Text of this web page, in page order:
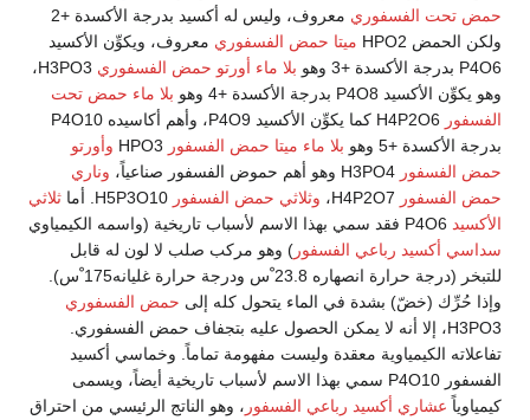
حمض تحت الفسفوري
معروف، وليس له أكسيد بدرجة الأكسدة +2
ولكن الحمض HPO2
ميتا حمض الفسفوري معروف، ويكوِّن الأكسيد
P4O6 بدرجة الأكسدة +3 وهو
بلا ماء أورتو حمض الفسفوري
H3PO3،
وهو يكوِّن الأكسيد P4O8 بدرجة الأكسدة +4 وهو
بلا ماء حمض تحت
الفسفور
H4P2O6 كما يكوِّن الأكسيد P4O9، وأهم أكاسيده P4O10
بدرجة الأكسدة +5 وهو
بلا ماء ميتا حمض الفسفور
وأورتو
حمض الفسفور
وناري
حمض الفسفور
وثلاثي حمض الفسفور
ثلاثي
الأكسيد
سداسي أكسيد رباعي الفسفور ) وهو مركب صلب لا لون له قابل
للتبخر (درجة حرارة انصهاره 23.8 ْس ودرجة حرارة غليانه175 ْس).
وإذا حُرِّك (خضّ) بشدة في الماء يتحول كله إلى حمض الفسفوري
H3PO3، إلا أنه لا يمكن الحصول عليه بتجفاف حمض الفسفوري.
تفاعلاته الكيمياوية معقدة وليست مفهومة تماماً. وخماسي أكسيد
الفسفور P4O10 سمي بهذا الاسم لأسباب تاريخية أيضاً، ويسمى
كيمياوياً عشاري أكسيد رباعي الفسفور ، وهو الناتج الرئيسي من احتراق